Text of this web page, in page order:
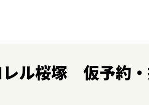
レル桜塚 仮予約